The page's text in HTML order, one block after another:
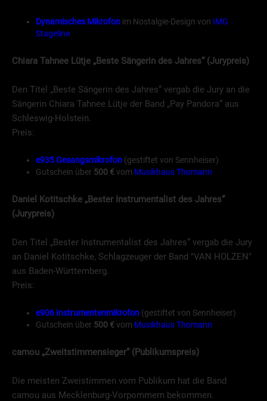
Dynamisches Mikrofon im Nostalgie-Design von IMG
Stageline
Chiara Tahnee Lütje „Beste Sängerin des Jahres“ (Jurypreis)
Den Titel „Beste Sängerin des Jahres“ vergab die Jury an die
Sängerin Chiara Tahnee Lütje der Band „Pay Pandora“ aus
Schleswig-Holstein.
Preis:
e935 Gesangsmikrofon (gestiftet von Sennheiser)
Gutschein über 500 €vom Musikhaus Thomann
Daniel Kotitschke „Bester Instrumentalist des Jahres“
(Jurypreis)
Den Titel „Bester Instrumentalist des Jahres“ vergab die Jury
an Daniel Kotitschke, Schlagzeuger der Band "VAN HOLZEN"
aus Baden-Württemberg.
Preis:
e906 Instrumentenmikrofon (gestiftet von Sennheiser)
Gutschein über 500 €vom Musikhaus Thomann
camou „Zweitstimmensieger“ (Publikumspreis)
Die meisten Zweistimmen vom Publikum hat die Band
camou aus Mecklenburg-Vorpommern bekommen.